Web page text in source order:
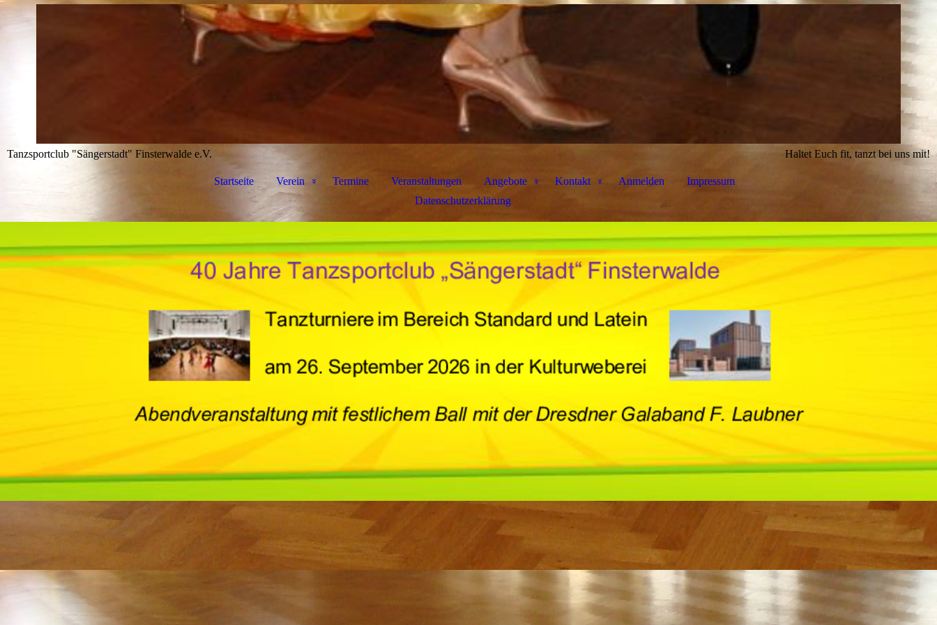
Tanzsportclub "Sängerstadt" Finsterwalde e.V. Haltet Euch fit, tanzt bei uns mit!
Startseite Verein Termine Veranstaltungen Angebote Kontakt Anmelden
Impressum
Datenschutzerklärung